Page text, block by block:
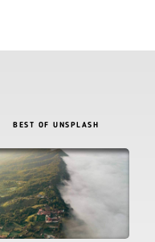
BEST OF UNSPLASH